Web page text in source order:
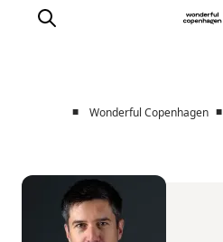
Press Room
About Wonderful
DestinationPay
■ Wonderful Copenhagen ■